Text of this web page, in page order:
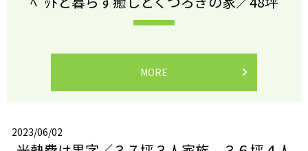
MORE
2023/06/02